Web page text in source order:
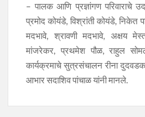
– पालक आणि प्रज्ञांगण परिवाराचे
प्रमोद कोयंडे, विश्रांती कोयंडे, निकेत
मदभावे, श्रावणी मदभावे, अक्षय
मांजरेकर, प्रथमेश पौळ, राहुल
कार्यक्रमाचे सुत्रसंचालन रीना
आभार सदाशिव पांचाळ यांनी मानले.